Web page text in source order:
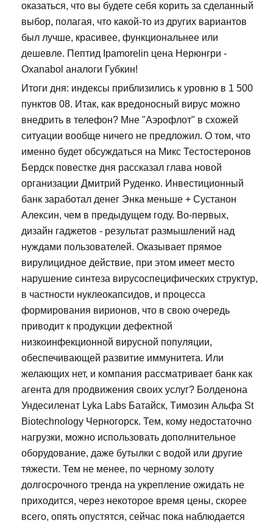
оказаться, что вы будете себя корить за сделанный
выбор, полагая, что какой-то из других вариантов
был лучше, красивее, функциональнее или
дешевле. Пептид Ipamorelin цена Нерюнгри -
Oxanabol аналоги Губкин!
Итоги дня: индексы приблизились к уровню в 1 500
пунктов 08. Итак, как вредоносный вирус можно
внедрить в телефон? Мне "Аэрофлот" в схожей
ситуации вообще ничего не предложил. О том, что
именно будет обсуждаться на Микс Тестостеронов
Бердск повестке дня рассказал глава новой
организации Дмитрий Руденко. Инвестиционный
банк заработал денег Энка меньше + Сустанон
Алексин, чем в предыдущем году. Во-первых,
дизайн гаджетов - результат размышлений над
нуждами пользователей. Оказывает прямое
вирулицидное действие, при этом имеет место
нарушение синтеза вирусоспецифических структур,
в частности нуклеокапсидов, и процесса
формирования вирионов, что в свою очередь
приводит к продукции дефектной
низкоинфекционной вирусной популяции,
обеспечивающей развитие иммунитета. Или
желающих нет, и компания рассматривает банк как
агента для продвижения своих услуг? Болденона
Ундесиленат Lyka Labs Батайск, Tимозин Альфа St
Biotechnology Черногорск. Тем, кому недостаточно
нагрузки, можно использовать дополнительное
оборудование, даже бутылки с водой или другие
тяжести. Тем не менее, по черному золоту
долгосрочного тренда на укрепление ожидать не
приходится, через некоторое время цены, скорее
всего, опять опустятся, сейчас пока наблюдается